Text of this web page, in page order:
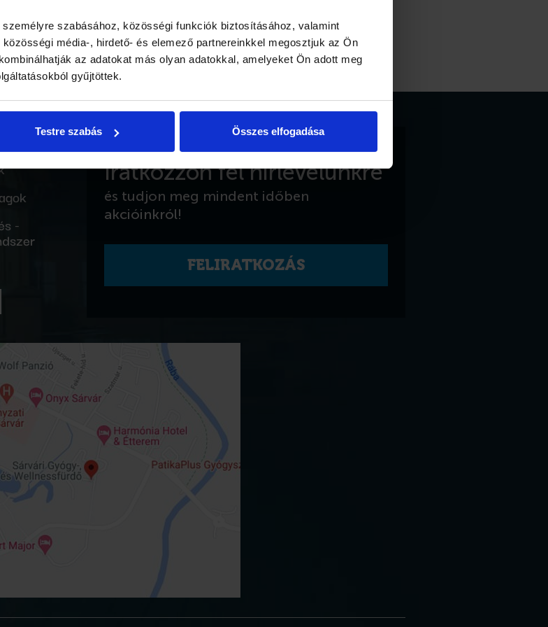
szabásához, közösségi funkciók biztosításához, valamint
média-, hirdető- és elemező partnereinkkel megosztjuk az Ön
az adatokat más olyan adatokkal, amelyeket Ön adott meg
gyűjtöttek.
Testre szabás Összes elfogadása
-
Iratkozzon fel hírlevelünkre
és tudjon meg mindent időben
akcióinkról!
FELIRATKOZÁS